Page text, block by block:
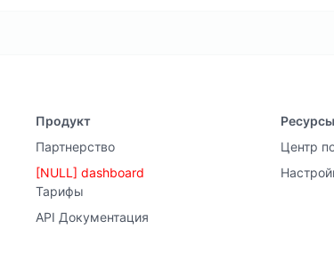
Продукт
Партнерство
[NULL] dashboard
Тарифы
API Документация
Ресурсы
Центр